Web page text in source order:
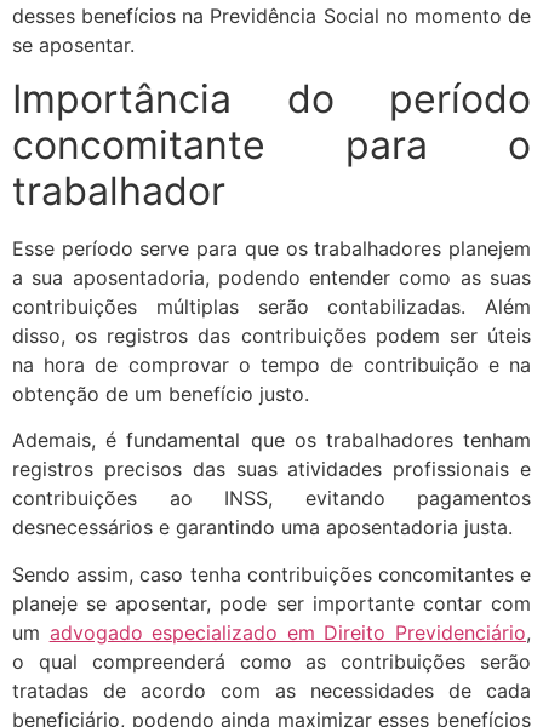
desses benefícios na Previdência Social no momento de
se aposentar.
Importância do período
concomitante para o
trabalhador
Esse período serve para que os trabalhadores planejem
a sua aposentadoria, podendo entender como as suas
contribuições múltiplas serão contabilizadas. Além
disso, os registros das contribuições podem ser úteis
na hora de comprovar o tempo de contribuição e na
obtenção de um benefício justo.
Ademais, é fundamental que os trabalhadores tenham
registros precisos das suas atividades profissionais e
contribuições ao INSS, evitando pagamentos
desnecessários e garantindo uma aposentadoria justa.
Sendo assim, caso tenha contribuições concomitantes e
planeje se aposentar, pode ser importante contar com
um advogado especializado em Direito Previdenciário,
o qual compreenderá como as contribuições serão
tratadas de acordo com as necessidades de cada
beneficiário, podendo ainda maximizar esses benefícios